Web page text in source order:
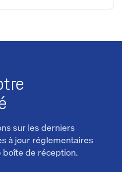
sur les derniers
à jour réglementaires
de réception.